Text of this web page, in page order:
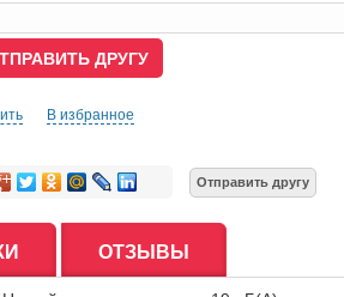
В избранное
ОТЗЫВЫ